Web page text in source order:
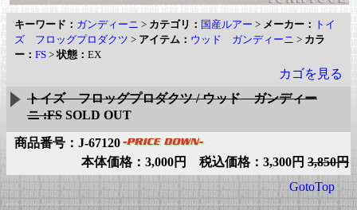
キーワード： ガンディーニ > カテゴリ： 国産ルアー > メーカー： トイ
ズ フロッグプロダクツ > アイテム： ウッド ガンディーニ > カラ
ー： FS >状態： EX
カゴを見る
トイズ フロッグプロダクツ / ウッド ガンディー
ニ :FS SOLD OUT
商品番号：J-67120
本体価格：3,000円 税込価格：3,300円 3,850円
GotoTop